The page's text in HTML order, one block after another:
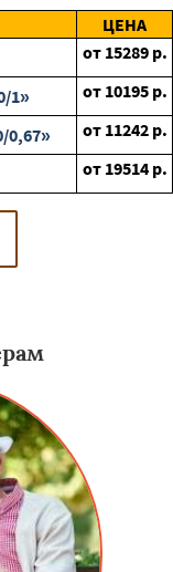
ЦЕНА
от 15289 р.
1»
от 10195 р.
0,67»
от 11242 р.
от 19514 р.